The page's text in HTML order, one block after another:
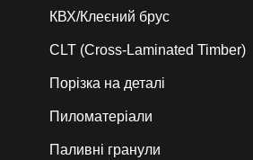
КВХ/Клеєний брус
CLT (Cross-Laminated Timber)
Порізка на деталі
Пиломатеріали
Паливні гранули